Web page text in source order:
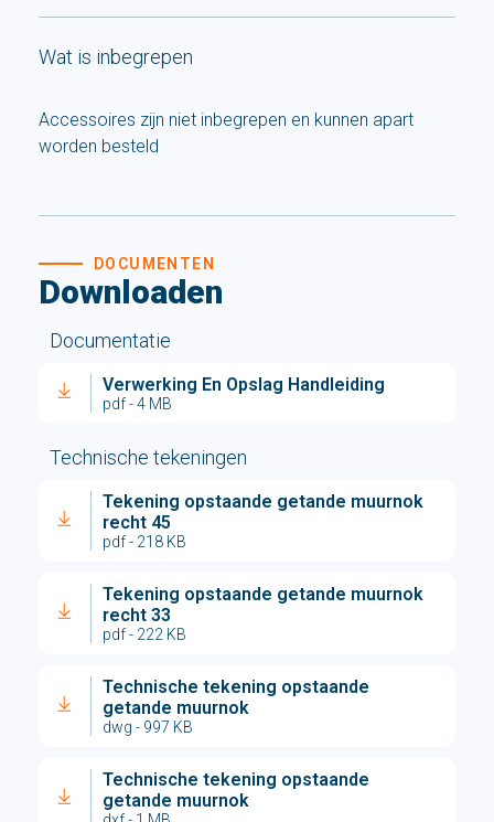
Wat is inbegrepen
Accessoires zijn niet inbegrepen en kunnen apart
worden besteld
Downloaden
DOCUMENTEN
Documentatie
Verwerking En Opslag Handleiding
pdf - 4 MB
Technische tekeningen
Tekening opstaande getande muurnok
recht 45
pdf - 218 KB
Tekening opstaande getande muurnok
recht 33
pdf - 222 KB
Technische tekening opstaande
getande muurnok
dwg - 997 KB
Technische tekening opstaande
getande muurnok